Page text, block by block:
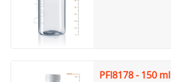
PFI8178 - 150 ml